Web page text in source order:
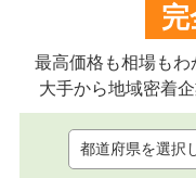
最高価格も相場もわ
大手から地域密着企